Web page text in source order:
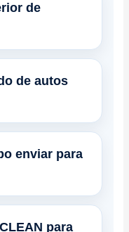
de
de autos
enviar para
para